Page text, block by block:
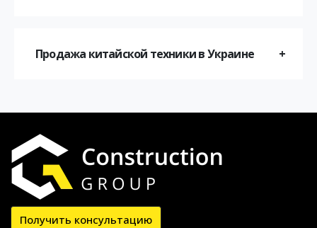
Продажа китайской техники в Украине
Получить консультацию